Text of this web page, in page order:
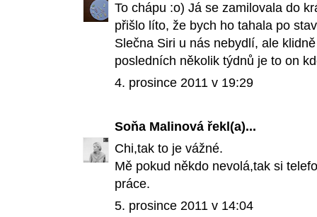
To chápu :o) Já se zamilovala do
přišlo líto, že bych ho tahala po
Slečna Siri u nás nebydlí, ale
posledních několik týdnů je to on
4. prosince 2011 v 19:29
Soňa Malinová řekl(a)...
Chi,tak to je vážné.
Mě pokud někdo nevolá,tak si
práce.
5. prosince 2011 v 14:04